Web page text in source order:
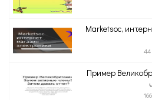
Marketsoc,
44
Пример